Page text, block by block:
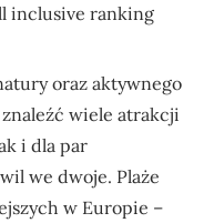
inclusive ranking
oraz aktywnego
wiele atrakcji
i dla par
we dwoje. Plaże
w Europie –